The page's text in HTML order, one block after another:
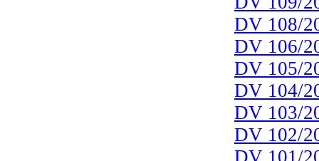
DV 108/
DV 106/
DV 105/
DV 104/
DV 103/
DV 102/
DV 101/